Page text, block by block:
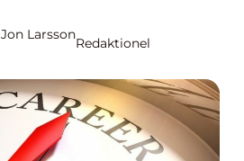
Jon Larsson
Redaktionel